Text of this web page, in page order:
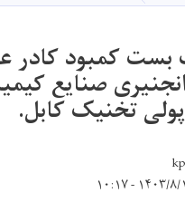
بست کمبود کادر
صنایع
تخنیک کابل.